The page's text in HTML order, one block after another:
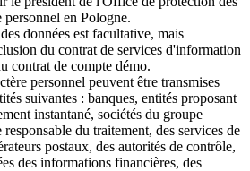
personnel en Pologne.
données est facultative, mais
du contrat de services d'information
contrat de compte démo.
personnel peuvent être transmises
suivantes : banques, entités proposant
instantané, sociétés du groupe
du traitement, des services de
postaux, des autorités de contrôle,
des informations financières, des